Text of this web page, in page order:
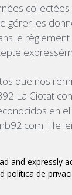
gérer les
le
que nos
La Ciotat
en
. He
and expressly
política de